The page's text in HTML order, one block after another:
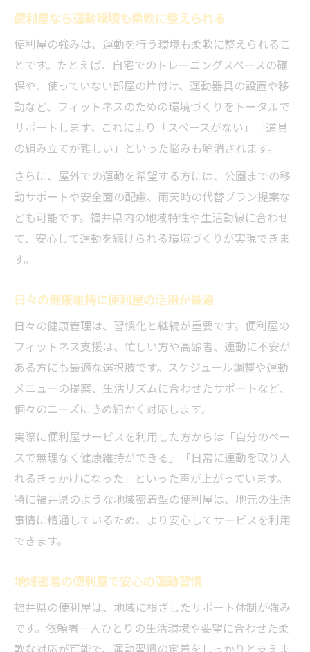
健康支援を身近にする便利屋サービスの魅
力
地域の便利屋と一緒に進める運動習慣づく
り
便利屋なら運動環境も柔軟に整えられる
便利屋の強みは、運動を行う環境も柔軟に整えられるこ
とです。たとえば、自宅でのトレーニングスペースの確
保や、使っていない部屋の片付け、運動器具の設置や移
動など、フィットネスのための環境づくりをトータルで
サポートします。これにより「スペースがない」「道具
の組み立てが難しい」といった悩みも解消されます。
さらに、屋外での運動を希望する方には、公園までの移
動サポートや安全面の配慮、雨天時の代替プラン提案な
ども可能です。福井県内の地域特性や生活動線に合わせ
て、安心して運動を続けられる環境づくりが実現できま
す。
日々の健康維持に便利屋の活用が最適
日々の健康管理は、習慣化と継続が重要です。便利屋の
フィットネス支援は、忙しい方や高齢者、運動に不安が
ある方にも最適な選択肢です。スケジュール調整や運動
メニューの提案、生活リズムに合わせたサポートなど、
個々のニーズにきめ細かく対応します。
実際に便利屋サービスを利用した方からは「自分のペー
スで無理なく健康維持ができる」「日常に運動を取り入
れるきっかけになった」といった声が上がっています。
特に福井県のような地域密着型の便利屋は、地元の生活
事情に精通しているため、より安心してサービスを利用
できます。
地域密着の便利屋で安心の運動習慣
福井県の便利屋は、地域に根ざしたサポート体制が強み
です。依頼者一人ひとりの生活環境や要望に合わせた柔